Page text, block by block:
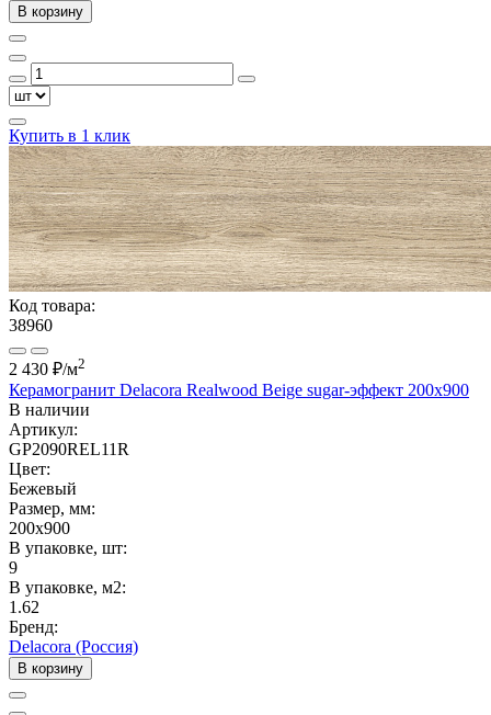
В корзину
Купить в 1 клик
Код товара:
38960
2 430 ₽/м2
Керамогранит Delacora Realwood Beige sugar-эффект 200x900
В наличии
Артикул:
GP2090REL11R
Цвет:
Бежевый
Размер, мм:
200x900
В упаковке, шт:
9
В упаковке, м2:
1.62
Бренд:
Delacora (Россия)
В корзину